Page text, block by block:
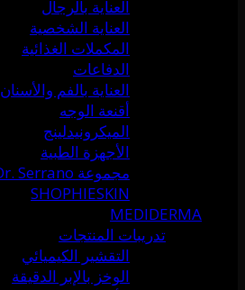
العناية بالرجال
العناية الشخصية
المكملات الغذائية
الدفاعات
العناية بالفم والأسنان
أقنعة الوجه
الميكرونيدلينج
الأجهزة الطبية
مجموعة Dr. Serrano
SHOPHIESKIN
MEDIDERMA
تدريبات المنتجات
التقشير الكيميائي
الوخز بالإبر الدقيقة